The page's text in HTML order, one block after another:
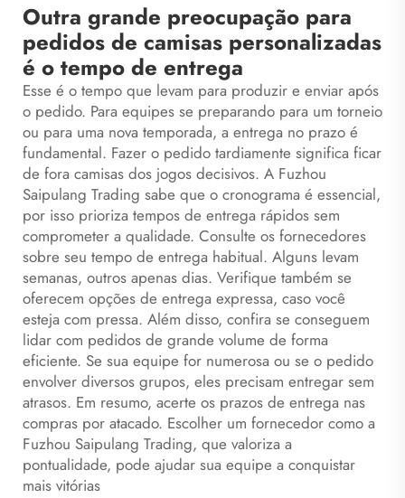
Outra grande preocupação para
pedidos de camisas personalizadas
é o tempo de entrega
Esse é o tempo que levam para produzir e enviar após
o pedido. Para equipes se preparando para um torneio
ou para uma nova temporada, a entrega no prazo é
fundamental. Fazer o pedido tardiamente significa ficar
de fora camisas dos jogos decisivos. A Fuzhou
Saipulang Trading sabe que o cronograma é essencial,
por isso prioriza tempos de entrega rápidos sem
comprometer a qualidade. Consulte os fornecedores
sobre seu tempo de entrega habitual. Alguns levam
semanas, outros apenas dias. Verifique também se
oferecem opções de entrega expressa, caso você
esteja com pressa. Além disso, confira se conseguem
lidar com pedidos de grande volume de forma
eficiente. Se sua equipe for numerosa ou se o pedido
envolver diversos grupos, eles precisam entregar sem
atrasos. Em resumo, acerte os prazos de entrega nas
compras por atacado. Escolher um fornecedor como a
Fuzhou Saipulang Trading, que valoriza a
pontualidade, pode ajudar sua equipe a conquistar
mais vitórias